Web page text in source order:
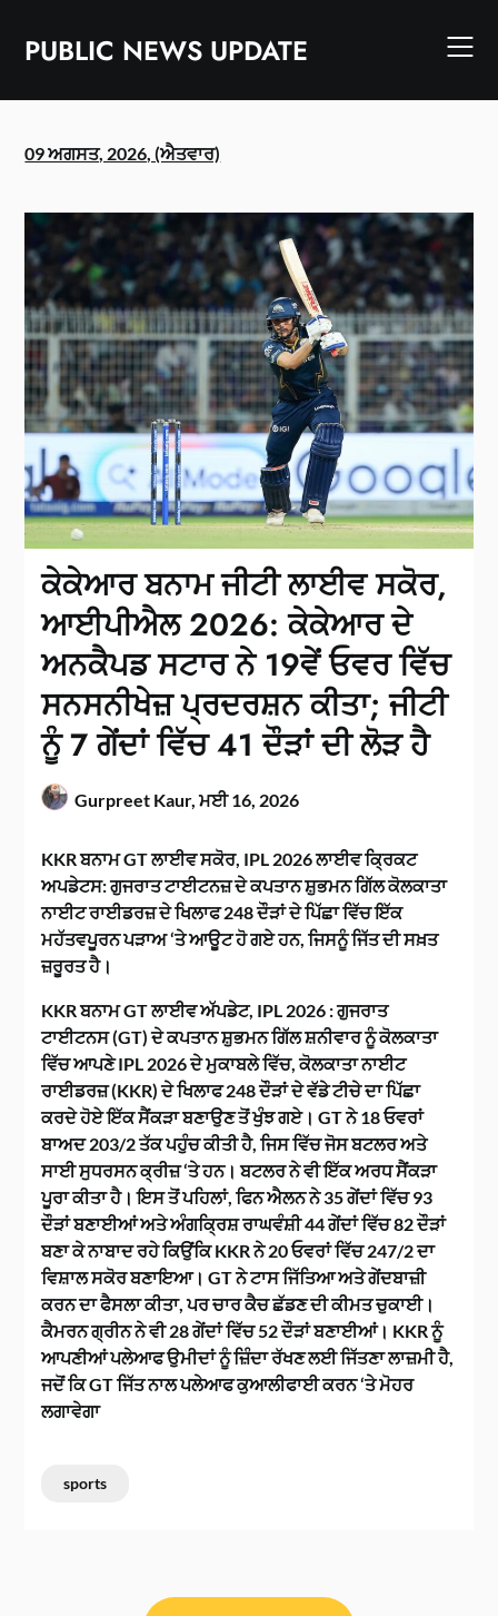
contentPUBLIC NEWS UPDATE
09 ਅਗਸਤ, 2026, (ਐਤਵਾਰ)
ਕੇਕੇਆਰ ਬਨਾਮ ਜੀਟੀ ਲਾਈਵ ਸਕੋਰ,
ਆਈਪੀਐਲ 2026: ਕੇਕੇਆਰ ਦੇ
ਅਨਕੈਪਡ ਸਟਾਰ ਨੇ 19ਵੇਂ ਓਵਰ ਵਿੱਚ
ਸਨਸਨੀਖੇਜ਼ ਪ੍ਰਦਰਸ਼ਨ ਕੀਤਾ; ਜੀਟੀ
ਨੂੰ 7 ਗੇਂਦਾਂ ਵਿੱਚ 41 ਦੌੜਾਂ ਦੀ ਲੋੜ ਹੈ
Gurpreet Kaur,ਮਈ 16, 2026
KKR ਬਨਾਮ GT ਲਾਈਵ ਸਕੋਰ, IPL 2026 ਲਾਈਵ ਕ੍ਰਿਕਟ
ਅਪਡੇਟਸ: ਗੁਜਰਾਤ ਟਾਈਟਨਜ਼ ਦੇ ਕਪਤਾਨ ਸ਼ੁਭਮਨ ਗਿੱਲ ਕੋਲਕਾਤਾ
ਨਾਈਟ ਰਾਈਡਰਜ਼ ਦੇ ਖਿਲਾਫ 248 ਦੌੜਾਂ ਦੇ ਪਿੱਛਾ ਵਿੱਚ ਇੱਕ
ਮਹੱਤਵਪੂਰਨ ਪੜਾਅ ‘ਤੇ ਆਊਟ ਹੋ ਗਏ ਹਨ, ਜਿਸਨੂੰ ਜਿੱਤ ਦੀ ਸਖ਼ਤ
ਜ਼ਰੂਰਤ ਹੈ।
KKR ਬਨਾਮ GT ਲਾਈਵ ਅੱਪਡੇਟ, IPL 2026 : ਗੁਜਰਾਤ
ਟਾਈਟਨਸ (GT) ਦੇ ਕਪਤਾਨ ਸ਼ੁਭਮਨ ਗਿੱਲ ਸ਼ਨੀਵਾਰ ਨੂੰ ਕੋਲਕਾਤਾ
ਵਿੱਚ ਆਪਣੇ IPL 2026 ਦੇ ਮੁਕਾਬਲੇ ਵਿੱਚ, ਕੋਲਕਾਤਾ ਨਾਈਟ
ਰਾਈਡਰਜ਼ (KKR) ਦੇ ਖਿਲਾਫ 248 ਦੌੜਾਂ ਦੇ ਵੱਡੇ ਟੀਚੇ ਦਾ ਪਿੱਛਾ
ਕਰਦੇ ਹੋਏ ਇੱਕ ਸੈਂਕੜਾ ਬਣਾਉਣ ਤੋਂ ਖੁੰਝ ਗਏ। GT ਨੇ 18 ਓਵਰਾਂ
ਬਾਅਦ 203/2 ਤੱਕ ਪਹੁੰਚ ਕੀਤੀ ਹੈ, ਜਿਸ ਵਿੱਚ ਜੋਸ ਬਟਲਰ ਅਤੇ
ਸਾਈ ਸੁਧਰਸਨ ਕ੍ਰੀਜ਼ ‘ਤੇ ਹਨ। ਬਟਲਰ ਨੇ ਵੀ ਇੱਕ ਅਰਧ ਸੈਂਕੜਾ
ਪੂਰਾ ਕੀਤਾ ਹੈ। ਇਸ ਤੋਂ ਪਹਿਲਾਂ, ਫਿਨ ਐਲਨ ਨੇ 35 ਗੇਂਦਾਂ ਵਿੱਚ 93
ਦੌੜਾਂ ਬਣਾਈਆਂ ਅਤੇ ਅੰਗਕ੍ਰਿਸ਼ ਰਾਘਵੰਸ਼ੀ 44 ਗੇਂਦਾਂ ਵਿੱਚ 82 ਦੌੜਾਂ
ਬਣਾ ਕੇ ਨਾਬਾਦ ਰਹੇ ਕਿਉਂਕਿ KKR ਨੇ 20 ਓਵਰਾਂ ਵਿੱਚ 247/2 ਦਾ
ਵਿਸ਼ਾਲ ਸਕੋਰ ਬਣਾਇਆ। GT ਨੇ ਟਾਸ ਜਿੱਤਿਆ ਅਤੇ ਗੇਂਦਬਾਜ਼ੀ
ਕਰਨ ਦਾ ਫੈਸਲਾ ਕੀਤਾ, ਪਰ ਚਾਰ ਕੈਚ ਛੱਡਣ ਦੀ ਕੀਮਤ ਚੁਕਾਈ।
ਕੈਮਰਨ ਗ੍ਰੀਨ ਨੇ ਵੀ 28 ਗੇਂਦਾਂ ਵਿੱਚ 52 ਦੌੜਾਂ ਬਣਾਈਆਂ। KKR ਨੂੰ
ਆਪਣੀਆਂ ਪਲੇਆਫ ਉਮੀਦਾਂ ਨੂੰ ਜ਼ਿੰਦਾ ਰੱਖਣ ਲਈ ਜਿੱਤਣਾ ਲਾਜ਼ਮੀ ਹੈ,
ਜਦੋਂ ਕਿ GT ਜਿੱਤ ਨਾਲ ਪਲੇਆਫ ਕੁਆਲੀਫਾਈ ਕਰਨ ‘ਤੇ ਮੋਹਰ
ਲਗਾਵੇਗਾ
sports